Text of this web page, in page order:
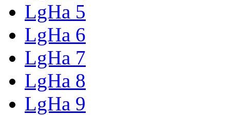
LgHa 5
LgHa 6
LgHa 7
LgHa 8
LgHa 9